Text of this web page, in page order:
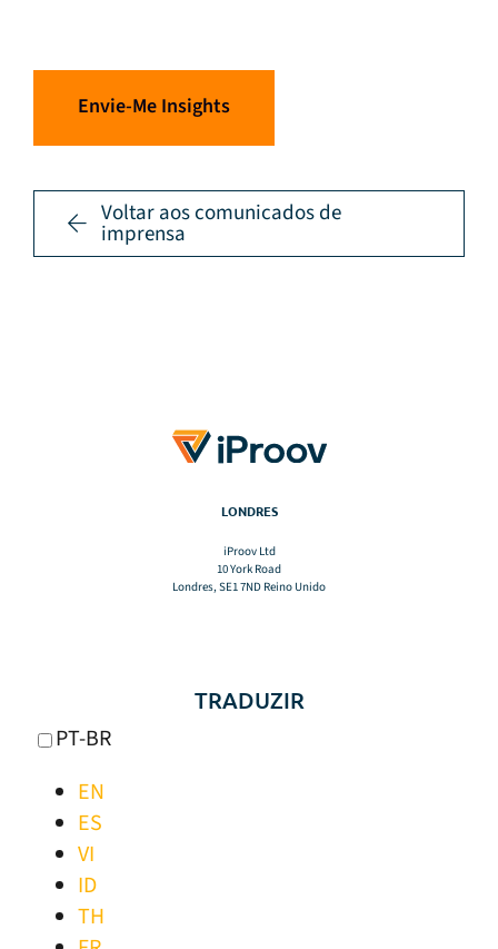
Envie-Me Insights
Voltar aos comunicados de
imprensa
LONDRES
iProov Ltd
10 York Road
Londres, SE1 7ND Reino Unido
TRADUZIR
PT-BR
EN
ES
VI
ID
TH